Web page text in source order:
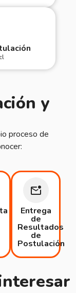
y
proceso de
Entrega
de
Resultados
de
Postulación